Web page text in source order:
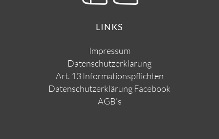
LINKS
Impressum
Datenschutzerklärung
Art. 13 Informationspflichten
Datenschutzerklärung Facebook
AGB’s